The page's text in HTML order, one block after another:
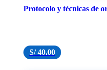
Protocolo y técnicas de
S/40.00